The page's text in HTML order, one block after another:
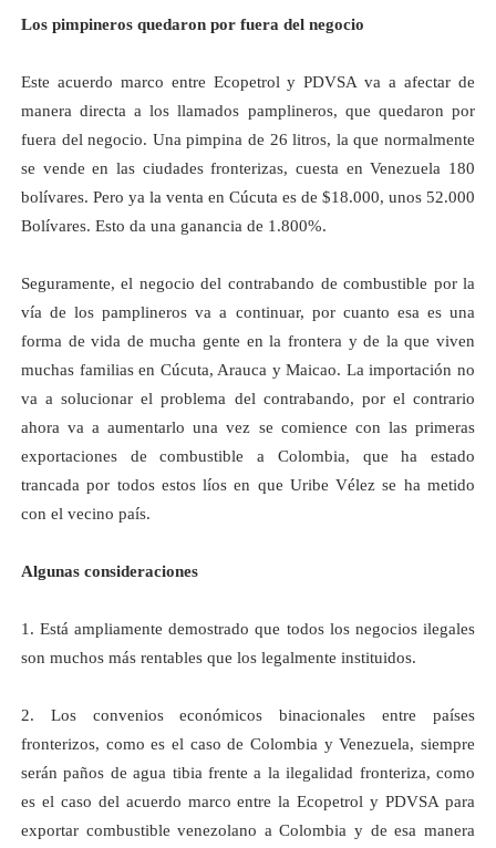
Los pimpineros quedaron por fuera del negocio
Este acuerdo marco entre Ecopetrol y PDVSA va a afectar de
manera directa a los llamados pamplineros, que quedaron por
fuera del negocio. Una pimpina de 26 litros, la que normalmente
se vende en las ciudades fronterizas, cuesta en Venezuela 180
bolívares. Pero ya la venta en Cúcuta es de $18.000, unos 52.000
Bolívares. Esto da una ganancia de 1.800%.
Seguramente, el negocio del contrabando de combustible por la
vía de los pamplineros va a continuar, por cuanto esa es una
forma de vida de mucha gente en la frontera y de la que viven
muchas familias en Cúcuta, Arauca y Maicao. La importación no
va a solucionar el problema del contrabando, por el contrario
ahora va a aumentarlo una vez se comience con las primeras
exportaciones de combustible a Colombia, que ha estado
trancada por todos estos líos en que Uribe Vélez se ha metido
con el vecino país.
Algunas consideraciones
1. Está ampliamente demostrado que todos los negocios ilegales
son muchos más rentables que los legalmente instituidos.
2. Los convenios económicos binacionales entre países
fronterizos, como es el caso de Colombia y Venezuela, siempre
serán paños de agua tibia frente a la ilegalidad fronteriza, como
es el caso del acuerdo marco entrela Ecopetrol y PDVSA para
exportar combustible venezolano a Colombia y de esa manera